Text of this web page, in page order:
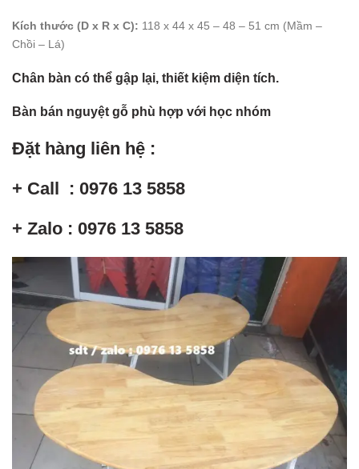
Kích thước (D x R x C): 118 x 44 x 45 – 48 – 51 cm (Mầm –
Chồi – Lá)
Chân bàn có thể gập lại, thiết kiệm diện tích.
Bàn bán nguyệt gỗ phù hợp với học nhóm
Đặt hàng liên hệ :
+ Call : 0976 13 5858
+ Zalo : 0976 13 5858